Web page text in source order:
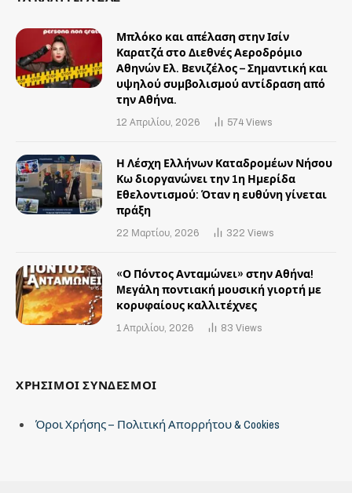
Μπλόκο και απέλαση στην Ισίν
Καρατζά στο Διεθνές Αεροδρόμιο
Αθηνών Ελ. Βενιζέλος – Σημαντική και
υψηλού συμβολισμού αντίδραση από
την Αθήνα.
12 Απριλίου, 2026 574 Views
Η Λέσχη Ελλήνων Καταδρομέων Νήσου
Κω διοργανώνει την 1η Ημερίδα
Εθελοντισμού: Όταν η ευθύνη γίνεται
πράξη
22 Μαρτίου, 2026 322 Views
«Ο Πόντος Ανταμώνει» στην Αθήνα!
Mεγάλη ποντιακή μουσική γιορτή με
κορυφαίους καλλιτέχνες
1 Απριλίου, 2026 83 Views
ΧΡΗΣΙΜΟΙ ΣΥΝΔΕΣΜΟΙ
Όροι Χρήσης – Πολιτική Απορρήτου & Cookies